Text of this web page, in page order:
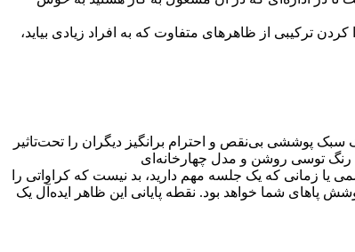
ترکیبی از ظاهرهای متفاوت که به افراد زیادی بیاید،
پوششی بی‌نقص و احترام برانگیز دیگران را تحت‌تاثیر
توسی روشن و مدل چهارخانه‌ای
زمانی که یک جلسه مهم دارید، بد نیست که کراواتی را
پاهای شما خواهد بود. نقطه پایانی این ظاهر ایده‌آل یک